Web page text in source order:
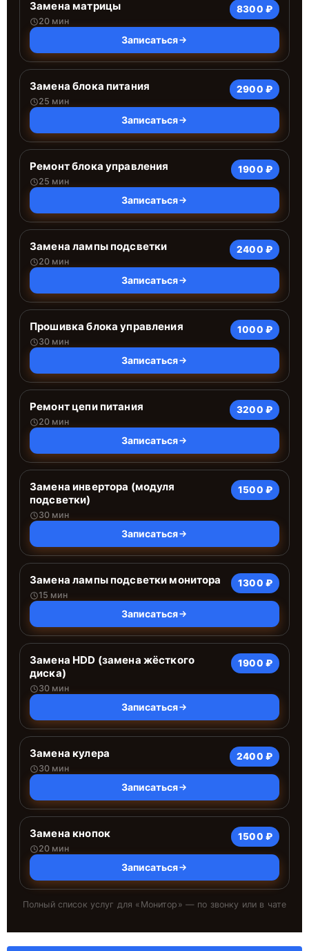
Замена матрицы
20 мин
8300 ₽
Записаться
Замена блока питания
25 мин
2900 ₽
Записаться
Ремонт блока управления
25 мин
1900 ₽
Записаться
Замена лампы подсветки
20 мин
2400 ₽
Записаться
Прошивка блока управления
30 мин
1000 ₽
Записаться
Ремонт цепи питания
20 мин
3200 ₽
Записаться
Замена инвертора (модуля
подсветки)
30 мин
1500 ₽
Записаться
Замена лампы подсветки монитора
15 мин
1300 ₽
Записаться
Замена HDD (замена жёсткого
диска)
30 мин
1900 ₽
Записаться
Замена кулера
30 мин
2400 ₽
Записаться
Замена кнопок
20 мин
1500 ₽
Записаться
Полный список услуг для « Монитор » — по звонку или в чате